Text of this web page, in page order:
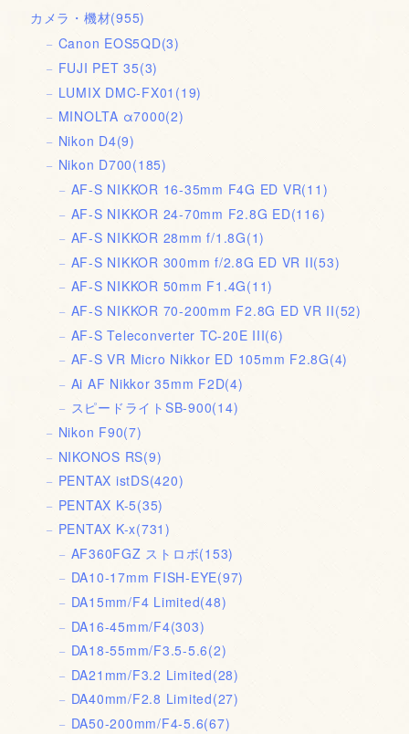
カメラ・機材(955)
Canon EOS5QD(3)
FUJI PET 35(3)
LUMIX DMC-FX01 (19)
MINOLTA α7000(2)
Nikon D4(9)
Nikon D700(185)
AF-S NIKKOR 16-35mm F4G ED VR(11)
AF-S NIKKOR 24-70mm F2.8G ED(116)
AF-S NIKKOR 28mm f/1.8G(1)
AF-S NIKKOR 300mm f/2.8G ED VR II(53)
AF-S NIKKOR 50mm F1.4G(11)
AF-S NIKKOR 70-200mm F2.8G ED VR II(52)
AF-S Teleconverter TC-20E III(6)
AF-S VR Micro Nikkor ED 105mm F2.8G(4)
Ai AF Nikkor 35mm F2D(4)
スピードライトSB-900(14)
Nikon F90(7)
NIKONOS RS(9)
PENTAX istDS(420)
PENTAX K-5(35)
PENTAX K-x(731)
AF360FGZ ストロボ(153)
DA10-17mm FISH-EYE(97)
DA15mm/F4 Limited(48)
DA16-45mm/F4(303)
DA18-55mm/F3.5-5.6(2)
DA21mm/F3.2 Limited(28)
DA40mm/F2.8 Limited(27)
DA50-200mm/F4-5.6(67)